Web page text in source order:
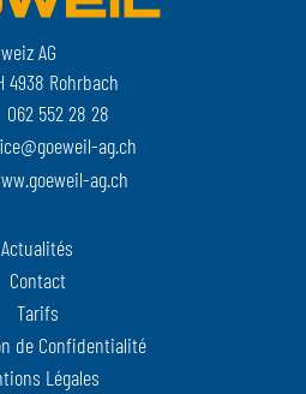
AG
4938 Rohrbach
062 552 28 28
ag.ch
ag.ch
Actualités
Contact
Tarifs
de Confidentialité
Légales